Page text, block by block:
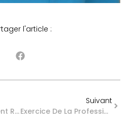
l'article :
CPF : Un Encadrement Renforcé De La Mobilisation Des Droits
Suivant
Exercice De La Profession De Sage-Femme : De Nouvelles Conditions Pour Les Étudiants Remplaçants